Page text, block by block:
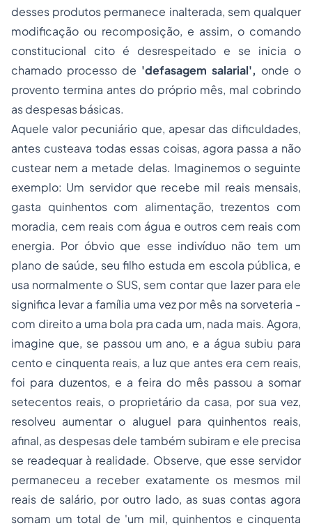
desses produtos permanece inalterada, sem qualquer
modificação ou recomposição, e assim, o comando
constitucional cito é desrespeitado e se inicia o
chamado processo de 'defasagem salarial', onde o
provento termina antes do próprio mês, mal cobrindo
as despesas básicas.
Aquele valor pecuniário que, apesar das dificuldades,
antes custeava todas essas coisas, agora passa a não
custear nem a metade delas. Imaginemos o seguinte
exemplo: Um servidor que recebe mil reais mensais,
gasta quinhentos com alimentação, trezentos com
moradia, cem reais com água e outros cem reais com
energia. Por óbvio que esse indivíduo não tem um
plano de saúde, seu filho estuda em escola pública, e
usa normalmente o SUS, sem contar que lazer para ele
significa levar a família uma vez por mês na sorveteria -
com direito a uma bola pra cada um, nada mais. Agora,
imagine que, se passou um ano, e a água subiu para
cento e cinquenta reais, a luz que antes era cem reais,
foi para duzentos, e a feira do mês passou a somar
setecentos reais, o proprietário da casa, por sua vez,
resolveu aumentar o aluguel para quinhentos reais,
afinal, as despesas dele também subiram e ele precisa
se readequar à realidade. Observe, que esse servidor
permaneceu a receber exatamente os mesmos mil
reais de salário, por outro lado, as suas contas agora
somam um total de 'um mil, quinhentos e cinquenta